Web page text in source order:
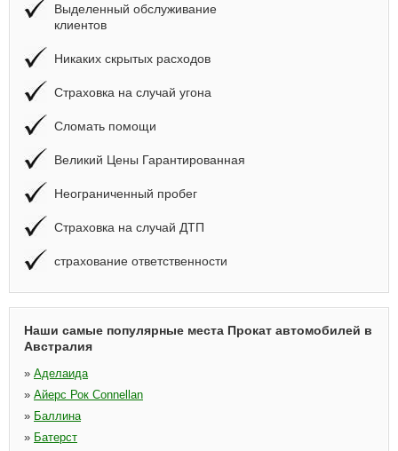
Выделенный обслуживание
клиентов
Никаких скрытых расходов
Страховка на случай угона
Сломать помощи
Великий Цены Гарантированная
Неограниченный пробег
Страховка на случай ДТП
страхование ответственности
Наши самые популярные места Прокат автомобилей в
Австралия
» Аделаида
» Айерс Рок Connellan
» Баллина
» Батерст